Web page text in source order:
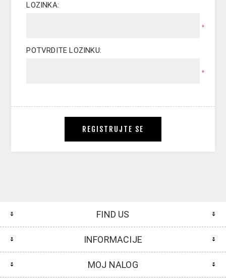
LOZINKA:
*
POTVRDITE LOZINKU:
*
REGISTRUJTE SE
FIND US
INFORMACIJE
MOJ NALOG